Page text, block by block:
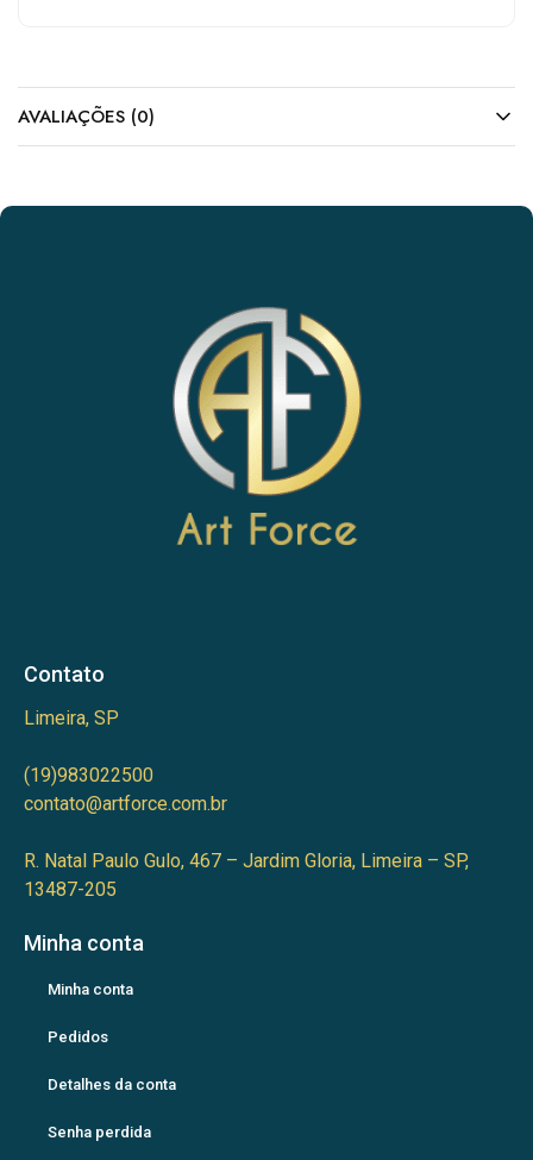
AVALIAÇÕES (0)
Contato
Limeira, SP
(19)983022500
contato@artforce.com.br
R. Natal Paulo Gulo, 467 – Jardim Gloria, Limeira – SP,
13487-205
Minha conta
Minha conta
Pedidos
Detalhes da conta
Senha perdida